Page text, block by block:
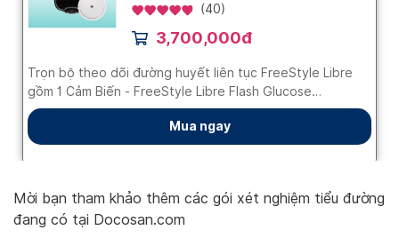
Mời bạn tham khảo thêm các gói xét nghiệm tiểu đường
đang có tại Docosan.com